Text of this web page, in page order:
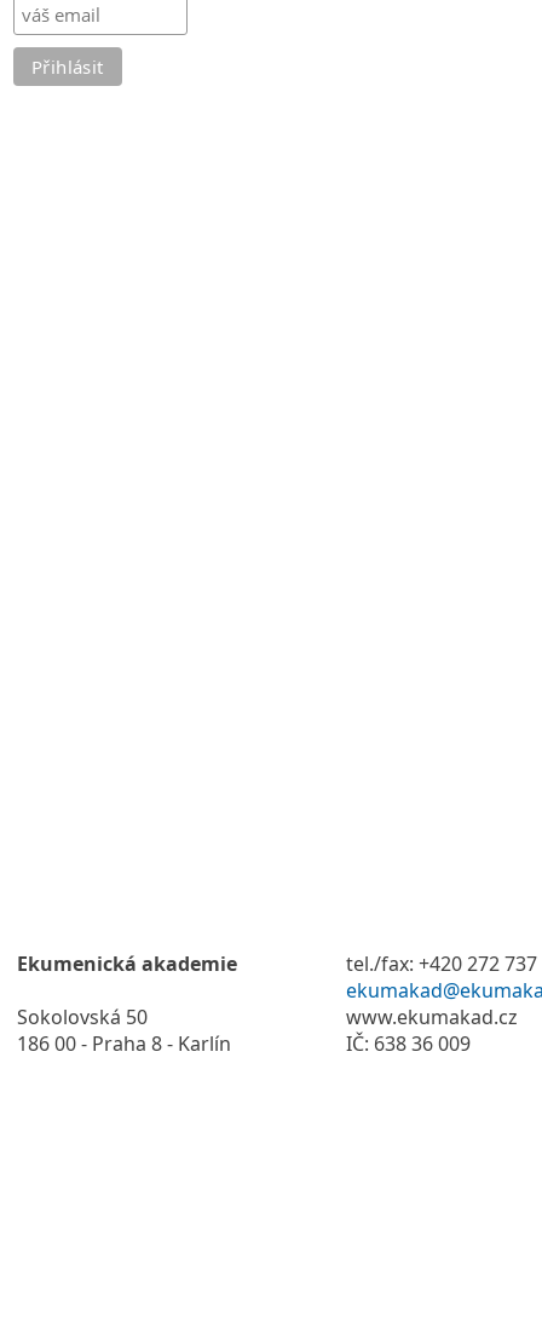
Ekumenická akademie
Sokolovská 50
186 00 - Praha 8 - Karlín
tel./fax: +420 272 737
www.ekumakad.cz
IČ: 638 36 009